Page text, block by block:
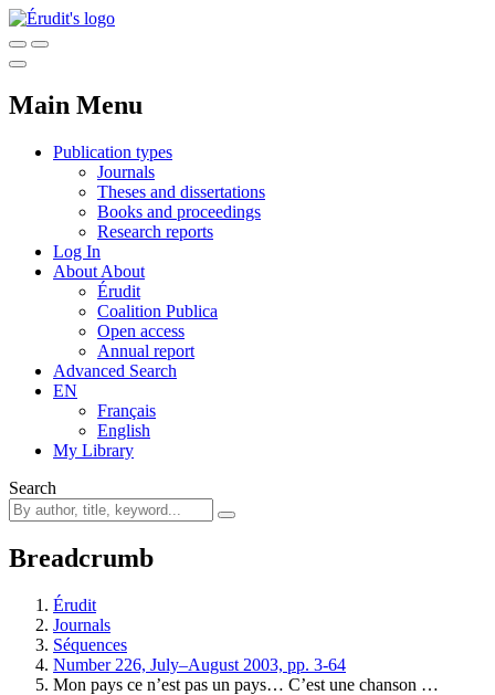
Main Menu
Publication types
Journals
Theses and dissertations
Books and proceedings
Research reports
Log In
About About
Érudit
Coalition Publica
Open access
Annual report
Advanced Search
EN
Français
English
My Library
Search
Breadcrumb
Érudit
Journals
Séquences
Number 226, July–August 2003, pp. 3-64
Mon pays ce n’est pas un pays… C’est une chanson …